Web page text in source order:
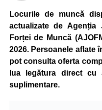
Locurile de muncă
actualizate de Agenția
Forței de Muncă
2026. Persoanele aflate
pot consulta oferta
lua legătura direct cu
suplimentare.